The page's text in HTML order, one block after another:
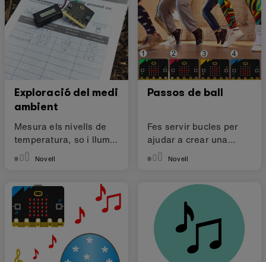
Exploració del medi
ambient
Mesura els nivells de
temperatura, so i llum
al teu voltant
Novell
Passos de ball
Fes servir bucles per
ajudar a crear una
rutina de ball.
Novell